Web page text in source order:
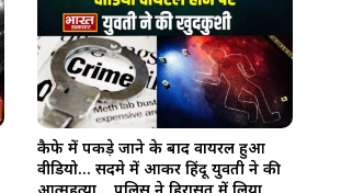
कैफे में पकड़े जाने के बाद वायरल हुआ
वीडियो… सदमे में आकर हिंदू युवती ने की